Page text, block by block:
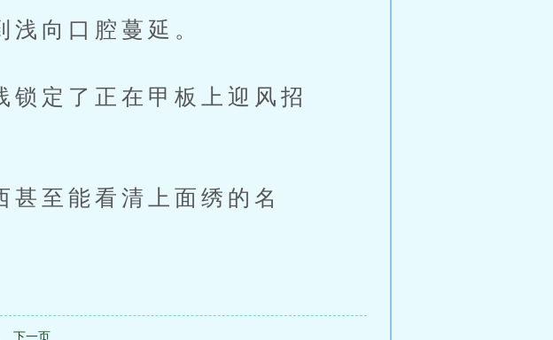
向口腔蔓延。
了正在甲板上迎风招
能看清上面绣的名
下一页